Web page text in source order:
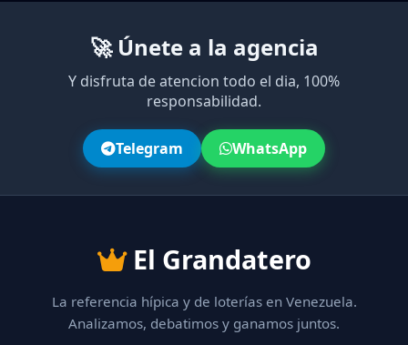
🚀 Únete a la agencia
Y disfruta de atencion todo el dia, 100%
responsabilidad.
Telegram WhatsApp
El Grandatero
La referencia hípica y de loterías en Venezuela.
Analizamos, debatimos y ganamos juntos.